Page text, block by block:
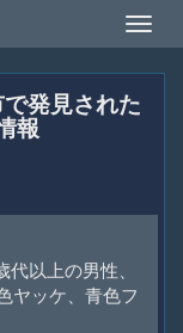
Toggle
発見された
報
以上の男性、
ヤッケ、青色フ